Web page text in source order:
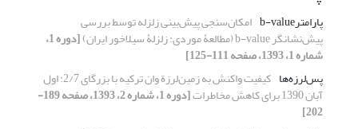
پارامترb-value امکان‌سنجی پیش‌بینی زلزله توسط بررسی
پیش‌نشانگر b-value (مطالعۀ موردی: زلزلۀ سیلاخور ایران) [دوره 1،
شماره 1، 1393، صفحه 111-125]
پس‌لرزه‌ها
کیفیت واکنش به زمین‌لرزة وان ترکیه با بزرگای 2/7: اول
آبان 1390 برای کاهش مخاطرات [دوره 1، شماره 2، 1393، صفحه 189-
202]